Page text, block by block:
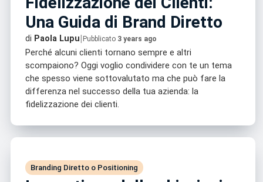
Una Guida di Brand Diretto
di Paola Lupu| Pubblicato 3 years ago
Perché alcuni clienti tornano sempre e altri
scompaiono? Oggi voglio condividere con te un tema
che spesso viene sottovalutato ma che può fare la
differenza nel successo della tua azienda: la
fidelizzazione dei clienti.
Branding Diretto o Positioning